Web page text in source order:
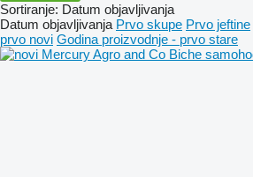
Sortiranje: Datum objavljivanja
Datum objavljivanja Prvo skupe Prvo jeftine
prvo novi Godina proizvodnje - prvo stare